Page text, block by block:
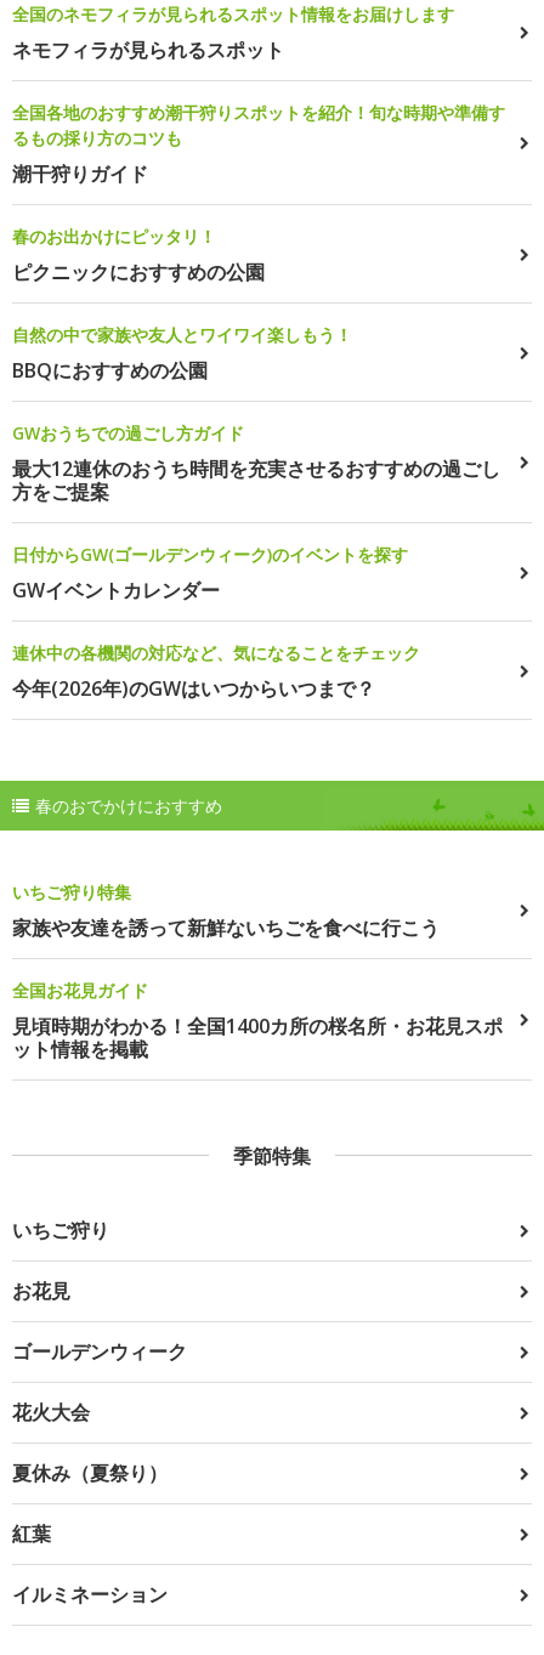
全国のネモフィラが見られるスポット情報をお届けします
ネモフィラが見られるスポット
全国各地のおすすめ潮干狩りスポットを紹介！旬な時期や準備す
るもの採り方のコツも
潮干狩りガイド
春のお出かけにピッタリ！
ピクニックにおすすめの公園
自然の中で家族や友人とワイワイ楽しもう！
BBQにおすすめの公園
GWおうちでの過ごし方ガイド
最大12連休のおうち時間を充実させるおすすめの過ごし
方をご提案
日付からGW(ゴールデンウィーク)のイベントを探す
GWイベントカレンダー
連休中の各機関の対応など、気になることをチェック
今年(2026年)のGWはいつからいつまで？
春のおでかけにおすすめ
いちご狩り特集
家族や友達を誘って新鮮ないちごを食べに行こう
全国お花見ガイド
見頃時期がわかる！全国1400カ所の桜名所・お花見スポ
ット情報を掲載
季節特集
いちご狩り
お花見
ゴールデンウィーク
花火大会
夏休み（夏祭り）
紅葉
イルミネーション